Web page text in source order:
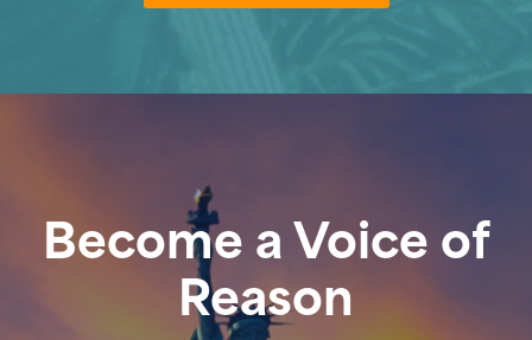
r
Become a Voice of
Reason